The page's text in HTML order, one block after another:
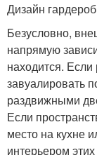
Дизайн
Безусловно,
напрямую
находится.
завуалировать
раздвижными
Если
место на кухне
интерьером